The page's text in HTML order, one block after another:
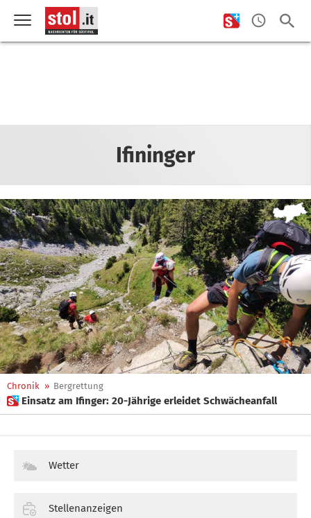
Ifininger
Chronik » Bergrettung
 Einsatz am Ifinger: 20-Jährige erleidet Schwächeanfall
Wetter
Stellenanzeigen